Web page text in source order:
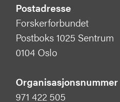
Postadresse
Forskerforbundet
Postboks 1025 Sentrum
0104 Oslo
Organisasjonsnummer
971 422 505